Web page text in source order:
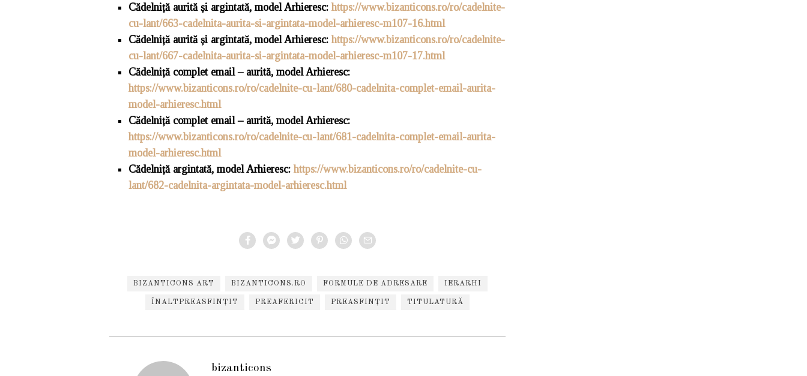
Cădelniță aurită și argintată, model Arhieresc: https://www.bizanticons.ro/ro/cadelnite-
cu-lant/663-cadelnita-aurita-si-argintata-model-arhieresc-m107-16.html
Cădelniță aurită și argintată, model Arhieresc: https://www.bizanticons.ro/ro/cadelnite-
cu-lant/667-cadelnita-aurita-si-argintata-model-arhieresc-m107-17.html
Cădelniță complet email – aurită, model Arhieresc:
https://www.bizanticons.ro/ro/cadelnite-cu-lant/680-cadelnita-complet-email-aurita-
model-arhieresc.html
Cădelniță complet email – aurită, model Arhieresc:
https://www.bizanticons.ro/ro/cadelnite-cu-lant/681-cadelnita-complet-email-aurita-
model-arhieresc.html
Cădelniță argintată, model Arhieresc: https://www.bizanticons.ro/ro/cadelnite-cu-
lant/682-cadelnita-argintata-model-arhieresc.html
BIZANTICONS ART BIZANTICONS.RO FORMULE DE ADRESARE IERARHI
ÎNALTPREASFINȚIT PREAFERICIT PREASFINȚIT TITULATURĂ
bizanticons